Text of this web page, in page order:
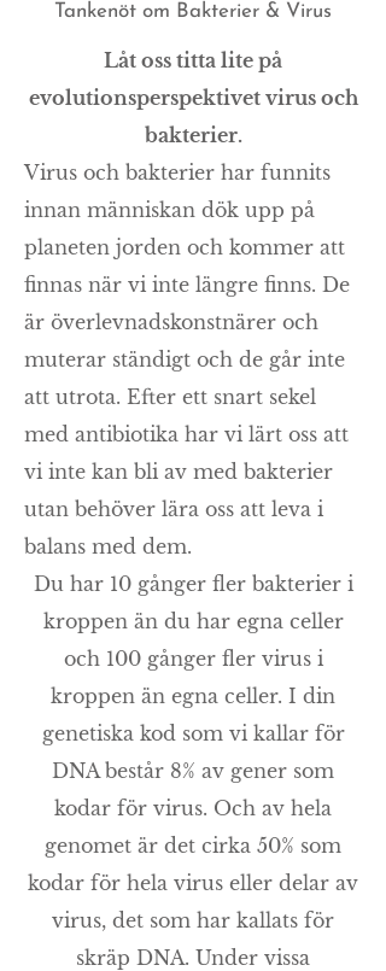
Tankenöt om Bakterier & Virus
Låt oss titta lite på
evolutionsperspektivet virus och
bakterier.
Virus och bakterier har funnits
innan människan dök upp på
planeten jorden och kommer att
finnas när vi inte längre finns. De
är överlevnadskonstnärer och
muterar ständigt och de går inte
att utrota. Efter ett snart sekel
med antibiotika har vi lärt oss att
vi inte kan bli av med bakterier
utan behöver lära oss att leva i
balans med dem.
Du har 10 gånger fler bakterier i
kroppen än du har egna celler
och 100 gånger fler virus i
kroppen än egna celler. I din
genetiska kod som vi kallar för
DNA består 8% av gener som
kodar för virus. Och av hela
genomet är det cirka 50% som
kodar för hela virus eller delar av
virus, det som har kallats för
skräp DNA. Under vissa